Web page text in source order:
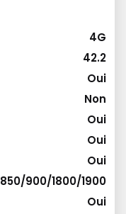
4G
42.2
Oui
Non
Oui
Oui
Oui
850/900/1800/1900
Oui